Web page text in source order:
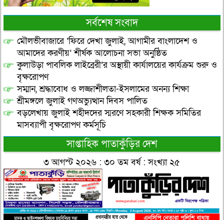
সর্বশেষ সংবাদ
মৌলভীবাজারে ‘ফিরে দেখা জুলাই, আগামীর বাংলাদেশ ও
আমাদের করণীয়’ শীর্ষক আলোচনা সভা অনুষ্ঠিত
কুলাউড়া পাবলিক লাইব্রেরী’র অস্থায়ী কার্যালয়ের কার্যক্রম শুরু ও
বৃক্ষরোপণ
সম্মান, শ্রদ্ধাবোধ ও লজ্জাশীলতা-ইসলামের অনন্য শিক্ষা
শ্রীমঙ্গলে জুলাই গণঅভ্যুত্থান দিবস পালিত
বড়লেখায় জুলাই শহীদদের স্মরণে সহকারী শিক্ষক সমিতির
মাসব্যাপী বৃক্ষরোপণ কর্মসূচি
সাপ্তাহিক পাতাকুঁড়ির দেশ
৩ আগস্ট ২০২৬ : ৩০ তম বর্ষ : সংখ্যা ২৫